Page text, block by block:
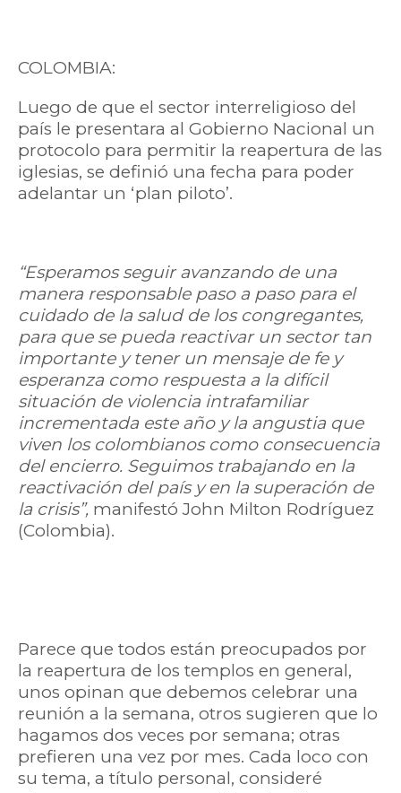
COLOMBIA:
Luego de que el sector interreligioso del
país le presentara al Gobierno Nacional un
protocolo para permitir la reapertura de las
iglesias, se definió una fecha para poder
adelantar un ‘plan piloto’.
“Esperamos seguir avanzando de una
manera responsable paso a paso para el
cuidado de la salud de los congregantes,
para que se pueda reactivar un sector tan
importante y tener un mensaje de fe y
esperanza como respuesta a la difícil
situación de violencia intrafamiliar
incrementada este año y la angustia que
viven los colombianos como consecuencia
del encierro. Seguimos trabajando en la
reactivación del país y en la superación de
la crisis”, manifestó John Milton Rodríguez
(Colombia).
Parece que todos están preocupados por
la reapertura de los templos en general,
unos opinan que debemos celebrar una
reunión a la semana, otros sugieren que lo
hagamos dos veces por semana; otras
prefieren una vez por mes. Cada loco con
su tema, a título personal, consideré